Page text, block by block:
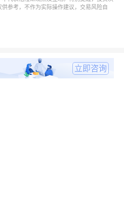
参考，不作为实际操作建议，交易风险自
立即咨询